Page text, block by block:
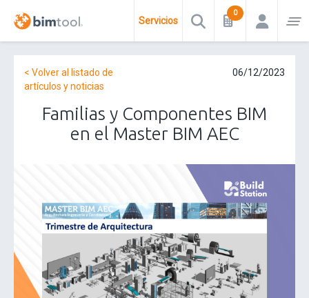
Servicios
< Volver al listado de
artículos y noticias
06/12/2023
Familias y Componentes BIM
en el Master BIM AEC